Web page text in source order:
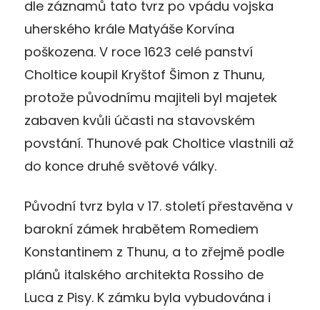
dle záznamů tato tvrz po vpádu vojska
uherského krále Matyáše Korvína
poškozena. V roce 1623 celé panství
Choltice koupil Kryštof Šimon z Thunu,
protože původnímu majiteli byl majetek
zabaven kvůli účasti na stavovském
povstání. Thunové pak Choltice vlastnili až
do konce druhé světové války.
Původní tvrz byla v 17. století přestavěna v
barokní zámek hrabětem Romediem
Konstantinem z Thunu, a to zřejmě podle
plánů italského architekta Rossiho de
Luca z Pisy. K zámku byla vybudována i